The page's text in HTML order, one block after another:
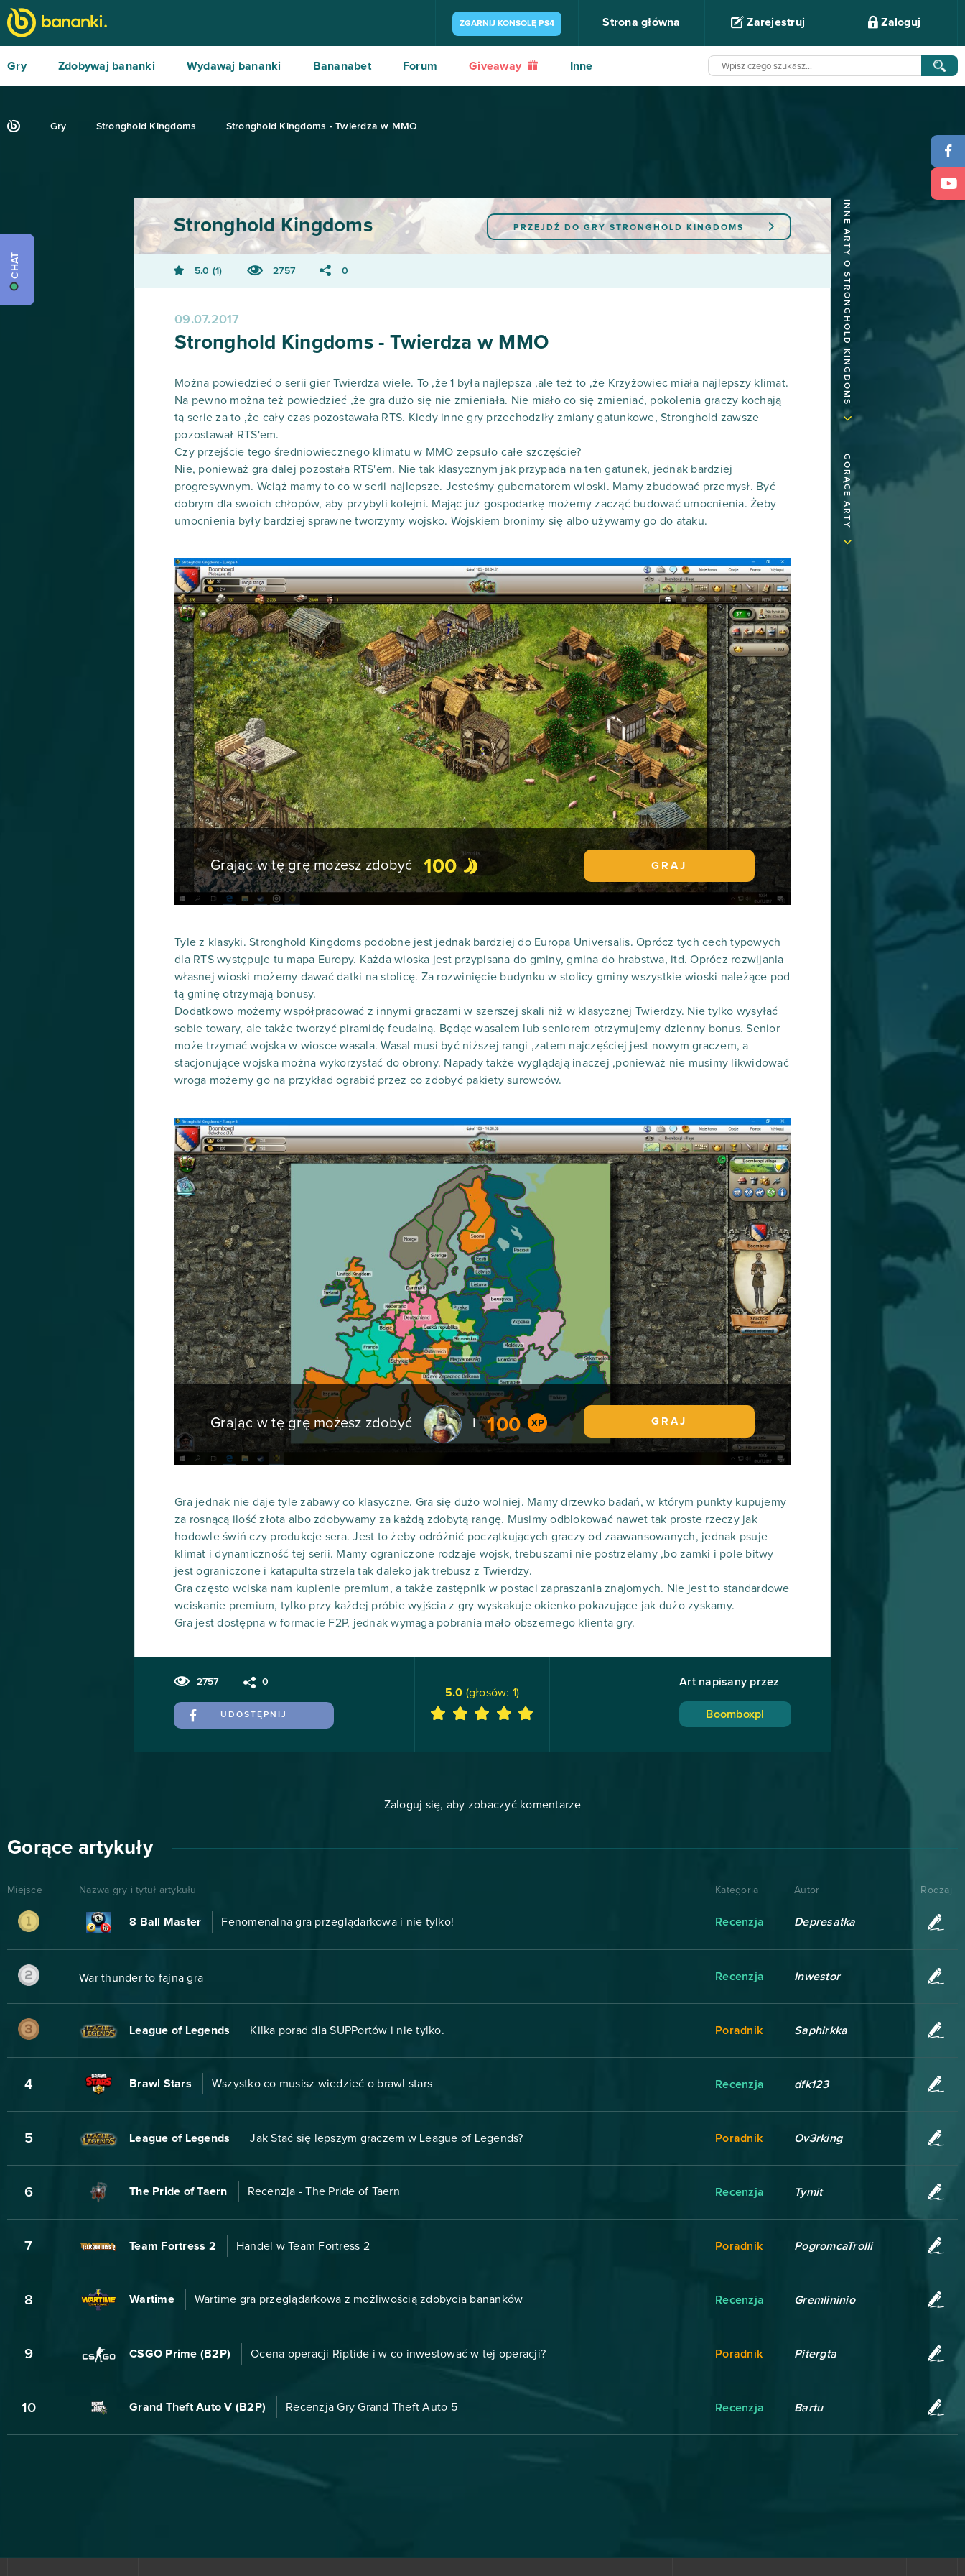
ZGARNIJ KONSOLĘ PS4 Strona główna Zarejestruj Zaloguj
Gry Zdobywaj bananki Wydawaj bananki Bananabet Forum Giveaway Inne
Gry Stronghold Kingdoms Stronghold Kingdoms - Twierdza w MMO
INNE ARTY O STRONGHOLD KINGDOMS
GORĄCE ARTY
PRZEJDŹ DO GRY STRONGHOLD KINGDOMS
Stronghold Kingdoms
5.0 1 2757 0
09.07.2017
Stronghold Kingdoms - Twierdza w MMO
Można powiedzieć o serii gier Twierdza wiele. To ,że 1 była najlepsza ,ale też to ,że Krzyżowiec miała najlepszy klimat.
Na pewno można też powiedzieć ,że gra dużo się nie zmieniała. Nie miało co się zmieniać, pokolenia graczy kochają
tą serie za to ,że cały czas pozostawała RTS. Kiedy inne gry przechodziły zmiany gatunkowe, Stronghold zawsze
pozostawał RTS'em.
Czy przejście tego średniowiecznego klimatu w MMO zepsuło całe szczęście?
Nie, ponieważ gra dalej pozostała RTS'em. Nie tak klasycznym jak przypada na ten gatunek, jednak bardziej
progresywnym. Wciąż mamy to co w serii najlepsze. Jesteśmy gubernatorem wioski. Mamy zbudować przemysł. Być
dobrym dla swoich chłopów, aby przybyli kolejni. Mając już gospodarkę możemy zacząć budować umocnienia. Żeby
umocnienia były bardziej sprawne tworzymy wojsko. Wojskiem bronimy się albo używamy go do ataku.
Grając w tę grę możesz zdobyć 100 GRAJ
Tyle z klasyki. Stronghold Kingdoms podobne jest jednak bardziej do Europa Universalis. Oprócz tych cech typowych
dla RTS występuje tu mapa Europy. Każda wioska jest przypisana do gminy, gmina do hrabstwa, itd. Oprócz rozwijania
własnej wioski możemy dawać datki na stolicę. Za rozwinięcie budynku w stolicy gminy wszystkie wioski należące pod
tą gminę otrzymają bonusy.
Dodatkowo możemy współpracować z innymi graczami w szerszej skali niż w klasycznej Twierdzy. Nie tylko wysyłać
sobie towary, ale także tworzyć piramidę feudalną. Będąc wasalem lub seniorem otrzymujemy dzienny bonus. Senior
może trzymać wojska w wiosce wasala. Wasal musi być niższej rangi ,zatem najczęściej jest nowym graczem, a
stacjonujące wojska można wykorzystać do obrony. Napady także wyglądają inaczej ,ponieważ nie musimy likwidować
wroga możemy go na przykład ograbić przez co zdobyć pakiety surowców.
Grając w tę grę możesz zdobyć i 100 GRAJ
Gra jednak nie daje tyle zabawy co klasyczne. Gra się dużo wolniej. Mamy drzewko badań, w którym punkty kupujemy
za rosnącą ilość złota albo zdobywamy za każdą zdobytą rangę. Musimy odblokować nawet tak proste rzeczy jak
hodowle świń czy produkcje sera. Jest to żeby odróżnić początkujących graczy od zaawansowanych, jednak psuje
klimat i dynamiczność tej serii. Mamy ograniczone rodzaje wojsk, trebuszami nie postrzelamy ,bo zamki i pole bitwy
jest ograniczone i katapulta strzela tak daleko jak trebusz z Twierdzy.
Gra często wciska nam kupienie premium, a także zastępnik w postaci zapraszania znajomych. Nie jest to standardowe
wciskanie premium, tylko przy każdej próbie wyjścia z gry wyskakuje okienko pokazujące jak dużo zyskamy.
Gra jest dostępna w formacie F2P, jednak wymaga pobrania mało obszernego klienta gry.
2757 0
UDOSTĘPNIJ
5.0 (głosów: 1)
Art napisany przez
Boomboxpl
Zaloguj się, aby zobaczyć komentarze
Gorące artykuły
Miejsce Nazwa gry i tytuł artykułu Kategoria Autor Rodzaj
8 Ball Master Fenomenalna gra przeglądarkowa i nie tylko! Recenzja Depresatka
War thunder to fajna gra Recenzja Inwestor
League of Legends Kilka porad dla SUPPortów i nie tylko. Poradnik Saphirkka
4 Brawl Stars Wszystko co musisz wiedzieć o brawl stars Recenzja dfk123
5 League of Legends Jak Stać się lepszym graczem w League of Legends? Poradnik Ov3rking
6 The Pride of Taern Recenzja - The Pride of Taern Recenzja Tymit
7 Team Fortress 2 Handel w Team Fortress 2 Poradnik PogromcaTrolli
8 Wartime Wartime gra przeglądarkowa z możliwością zdobycia bananków Recenzja Gremlininio
9 CSGO Prime (B2P) Ocena operacji Riptide i w co inwestować w tej operacji? Poradnik Pitergta
10 Grand Theft Auto V (B2P) Recenzja Gry Grand Theft Auto 5 Recenzja Bartu
CHAT